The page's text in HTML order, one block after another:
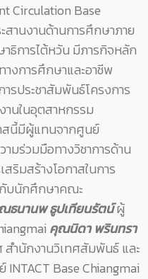
Base
สานงานด้านการศึกษาภาย
ธิการไต้หวัน มีภารกิจหลัก
างการศึกษาและอาชีพ
ารประชาสัมพันธ์โครงการ
านในอุตสาหกรรม
สนี้มีผู้แทนจากศูนย์
ามร่วมมือทางวิชาการด้าน
ริมสร้างโอกาสในการ
กับนักศึกษาคณะ
ธนานพ ธูปเทียนรัตน์ผู้
คุณนิดา พรินทรา
สำนักงานวิเทศสัมพันธ์ และ
INTACT Base Chiangmai